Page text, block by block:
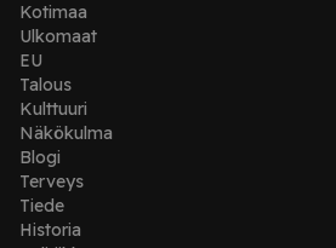
Kotimaa
Ulkomaat
EU
Talous
Kulttuuri
Näkökulma
Blogi
Terveys
Tiede
Historia